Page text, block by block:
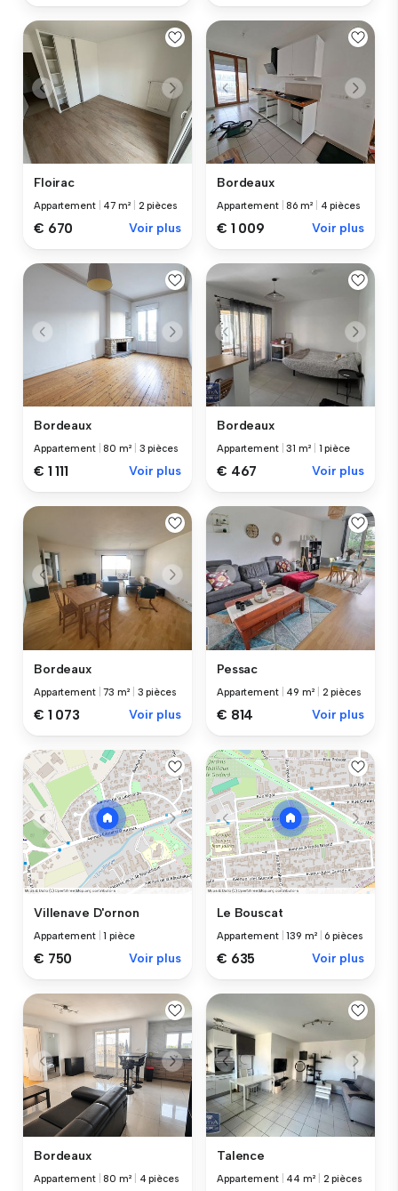
Floirac
Appartement 47 m² 2 pièces
€ 670 Voir plus
Bordeaux
Appartement |86 m² 4 pièces
€ 1 009 Voir plus
Bordeaux
Appartement |80 m² 3 pièces
€ 1 111 Voir plus
Bordeaux
Appartement |31 m² 1 pièce
€ 467 Voir plus
Bordeaux
Appartement |73 m² 3 pièces
€ 1 073 Voir plus
Pessac
Appartement 49 m² 2 pièces
€ 814 Voir plus
Villenave D'ornon
Appartement |1 pièce
€ 750 Voir plus
Le Bouscat
Appartement |139 m² 6 pièces
€ 635 Voir plus
Bordeaux
Appartement |80 m² 4 pièces
Talence
Appartement 44 m² 2 pièces